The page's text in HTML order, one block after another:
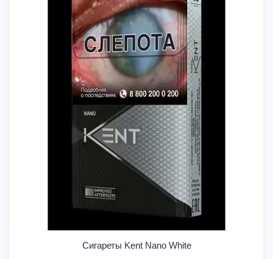
Сигареты Kent Nano White